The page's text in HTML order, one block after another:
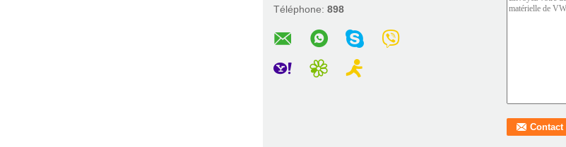
Téléphone: 898